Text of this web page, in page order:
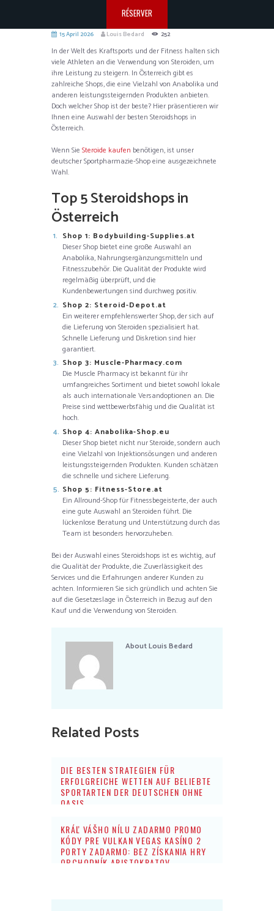
RÉSERVER
15 April 2026 Louis Bedard 252
In der Welt des Kraftsports und der Fitness halten sich
viele Athleten an die Verwendung von Steroiden, um
ihre Leistung zu steigern. In Österreich gibt es
zahlreiche Shops, die eine Vielzahl von Anabolika und
anderen leistungssteigernden Produkten anbieten.
Doch welcher Shop ist der beste? Hier präsentieren wir
Ihnen eine Auswahl der besten Steroidshops in
Österreich.
Wenn Sie Steroide kaufen benötigen, ist unser
deutscher Sportpharmazie-Shop eine ausgezeichnete
Wahl.
Top 5 Steroidshops in
Österreich
Shop 1: Bodybuilding-Supplies.at
Dieser Shop bietet eine große Auswahl an
Anabolika, Nahrungsergänzungsmitteln und
Fitnesszubehör. Die Qualität der Produkte wird
regelmäßig überprüft, und die
Kundenbewertungen sind durchweg positiv.
Shop 2: Steroid-Depot.at
Ein weiterer empfehlenswerter Shop, der sich auf
die Lieferung von Steroiden spezialisiert hat.
Schnelle Lieferung und Diskretion sind hier
garantiert.
Shop 3: Muscle-Pharmacy.com
Die Muscle Pharmacy ist bekannt für ihr
umfangreiches Sortiment und bietet sowohl lokale
als auch internationale Versandoptionen an. Die
Preise sind wettbewerbsfähig und die Qualität ist
hoch.
Shop 4: Anabolika-Shop.eu
Dieser Shop bietet nicht nur Steroide, sondern auch
eine Vielzahl von Injektionsösungen und anderen
leistungssteigernden Produkten. Kunden schätzen
die schnelle und sichere Lieferung.
Shop 5: Fitness-Store.at
Ein Allround-Shop für Fitnessbegeisterte, der auch
eine gute Auswahl an Steroiden führt. Die
lückenlose Beratung und Unterstützung durch das
Team ist besonders hervorzuheben.
Bei der Auswahl eines Steroidshops ist es wichtig, auf
die Qualität der Produkte, die Zuverlässigkeit des
Services und die Erfahrungen anderer Kunden zu
achten. Informieren Sie sich gründlich und achten Sie
auf die Gesetzeslage in Österreich in Bezug auf den
Kauf und die Verwendung von Steroiden.
AboutLouis Bedard
Related Posts
DIE BESTEN STRATEGIEN FÜR
ERFOLGREICHE WETTEN AUF BELIEBTE
SPORTARTEN DER DEUTSCHEN OHNE
OASIS
KRÁĽ VÁŠHO NÍLU ZADARMO PROMO
KÓDY PRE VULKAN VEGAS KASÍNO 2
PORTY ZADARMO: BEZ ZÍSKANIA HRY
OBCHODNÍK ARISTOKRATOV